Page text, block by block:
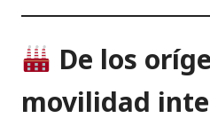
De los
movilidad